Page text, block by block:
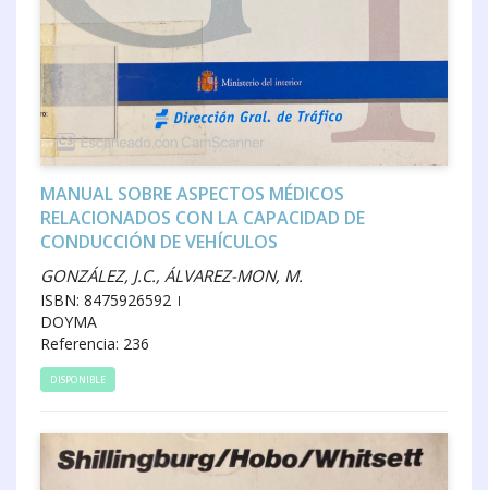
MANUAL SOBRE ASPECTOS MÉDICOS
RELACIONADOS CON LA CAPACIDAD DE
CONDUCCIÓN DE VEHÍCULOS
GONZÁLEZ, J.C., ÁLVAREZ-MON, M.
ISBN: 8475926592
DOYMA
Referencia: 236
DISPONIBLE